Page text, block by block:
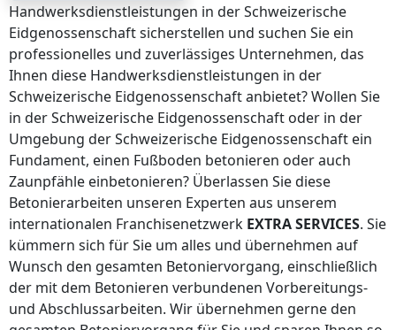
Handwerksdienstleistungen in der Schweizerische
Eidgenossenschaftsicherstellen und suchen Sie ein
professionelles und zuverlässiges Unternehmen, das
Ihnen diese Handwerksdienstleistungen in der
Schweizerische Eidgenossenschaftanbietet? Wollen Sie
in der Schweizerische Eidgenossenschaft oder in der
Umgebung der Schweizerische Eidgenossenschaft ein
Fundament, einen Fußboden betonieren oder auch
Zaunpfähle einbetonieren? Überlassen Sie diese
Betonierarbeiten unseren Experten aus unserem
internationalen Franchisenetzwerk EXTRA SERVICES. Sie
kümmern sich für Sie um alles und übernehmen auf
Wunsch den gesamten Betoniervorgang, einschließlich
der mit dem Betonieren verbundenen Vorbereitungs-
und Abschlussarbeiten. Wir übernehmen gerne den